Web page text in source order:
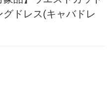
ドレス(キャバドレ